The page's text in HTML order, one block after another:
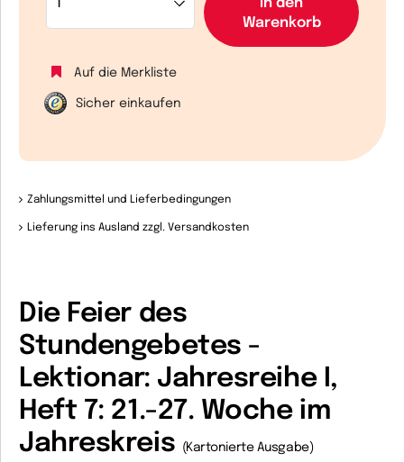
In den
Warenkorb
Auf die Merkliste
Sicher einkaufen
Zahlungsmittel und Lieferbedingungen
Lieferung ins Ausland zzgl. Versandkosten
Die Feier des
Stundengebetes -
Lektionar: Jahresreihe I,
Heft 7: 21.-27. Woche im
Jahreskreis
(Kartonierte Ausgabe)